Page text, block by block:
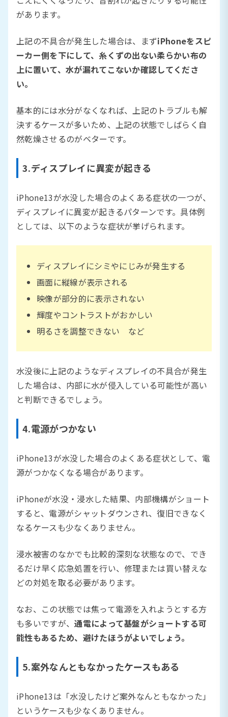
があります。
上記の不具合が発生した場合は、まずiPhoneをスピ
ーカー側を下にして、糸くずの出ない柔らかい布の
上に置いて、水が漏れてこないか確認してくださ
い。
基本的には水分がなくなれば、上記のトラブルも解
決するケースが多いため、上記の状態でしばらく自
然乾燥させるのがベターです。
3.ディスプレイに異変が起きる
iPhone13が水没した場合のよくある症状の一つが、
ディスプレイに異変が起きるパターンです。具体例
としては、以下のような症状が挙げられます。
ディスプレイにシミやにじみが発生する
画面に縦線が表示される
映像が部分的に表示されない
輝度やコントラストがおかしい
明るさを調整できない など
水没後に上記のようなディスプレイの不具合が発生
した場合は、内部に水が侵入している可能性が高い
と判断できるでしょう。
4.電源がつかない
iPhone13が水没した場合のよくある症状として、電
源がつかなくなる場合があります。
iPhoneが水没・浸水した結果、内部機構がショート
すると、電源がシャットダウンされ、復旧できなく
なるケースも少なくありません。
浸水被害のなかでも比較的深刻な状態なので、でき
るだけ早く応急処置を行い、修理または買い替えな
どの対処を取る必要があります。
なお、この状態では焦って電源を入れようとする方
も多いですが、通電によって基盤がショートする可
能性もあるため、避けたほうがよいでしょう。
5.案外なんともなかったケースもある
iPhone13は「水没したけど案外なんともなかった」
というケースも少なくありません。